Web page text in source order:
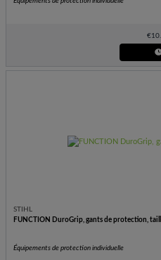
€
STIHL
FUNCTION DuroGrip, gants de protection,
Équipements de protection individuelle